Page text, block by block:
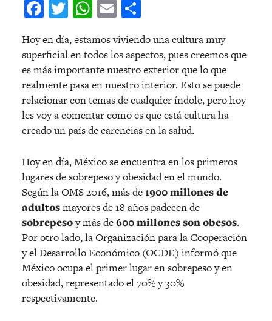
Facebook
Twitter
WhatsApp
Email
Hoy en día, estamos viviendo una cultura muy
superficial en todos los aspectos, pues creemos que
es más importante nuestro exterior que lo que
realmente pasa en nuestro interior. Esto se puede
relacionar con temas de cualquier índole, pero hoy
les voy a comentar como es que está cultura ha
creado un país de carencias en la salud.
Hoy en día, México se encuentra en los primeros
lugares de sobrepeso y obesidad en el mundo.
Según la OMS 2016, más de1900 millones de
adultosmayores de 18 años padecen de
sobrepesoy más de600 millones son obesos.
Por otro lado, la Organización para la Cooperación
y el Desarrollo Económico (OCDE) informó que
México ocupa el primer lugar en sobrepeso y en
obesidad, representado el 70% y 30%
respectivamente.